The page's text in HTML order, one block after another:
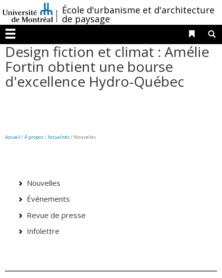
au
contenu
/École d'urbanisme et d'architecture
de paysage
Menu
Liens
Design fiction et climat : Amélie
Fortin obtient une bourse
d'excellence Hydro-Québec
Accueil /À propos/Actualités/ Nouvelles
Nouvelles
Événements
Revue de presse
Infolettre